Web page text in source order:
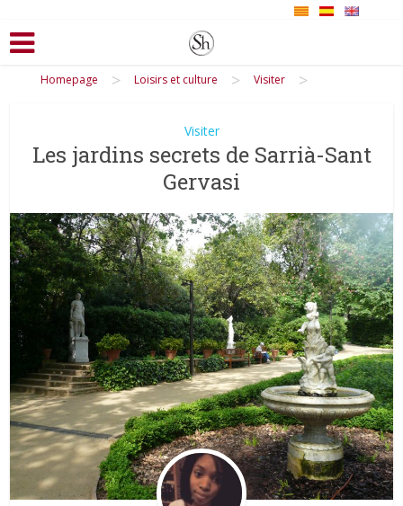
Homepage > Loisirs et culture > Visiter >
Visiter
Les jardins secrets de Sarrià-Sant
Gervasi